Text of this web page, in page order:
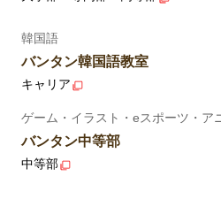
韓国語
バンタン韓国語教室
キャリア
ゲーム・イラスト・eスポーツ・ア
バンタン中等部
中等部